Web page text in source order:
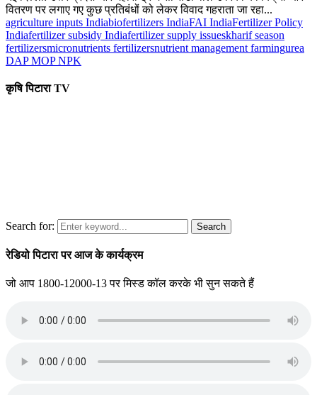
वितरण पर लगाए गए कुछ प्रतिबंधों को लेकर विवाद गहराता जा रहा...
agriculture inputs Indiabiofertilizers IndiaFAI IndiaFertilizer Policy
Indiafertilizer subsidy Indiafertilizer supply issueskharif season
fertilizersmicronutrients fertilizersnutrient management farmingurea
DAP MOP NPK
कृषि पिटारा TV
Search for: Search
रेडियो पिटारा पर आज के कार्यक्रम
जो आप 1800-12000-13 पर मिस्ड कॉल करके भी सुन सकते हैं